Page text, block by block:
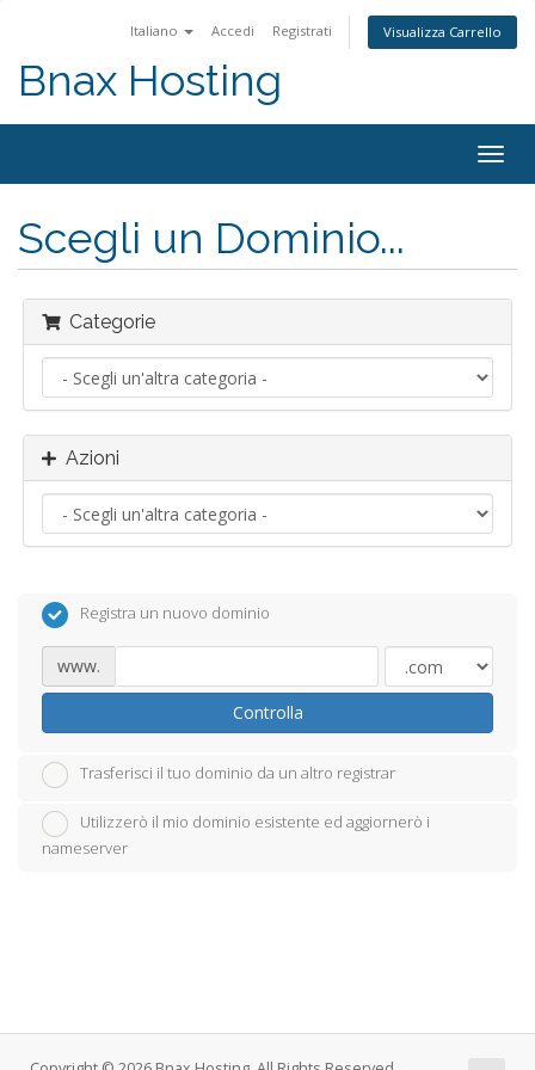
Italiano Accedi Registrati Visualizza Carrello
Bnax Hosting
Scegli un Dominio...
Categorie
Azioni
Registra un nuovo dominio
www.
Controlla
Trasferisci il tuo dominio da un altro registrar
Utilizzerò il mio dominio esistente ed aggiornerò i
nameserver